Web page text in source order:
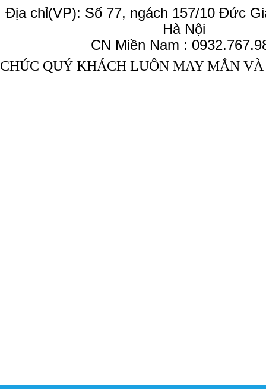
Địa chỉ(VP): Số 77, ngách 157/10 Đức
Hà Nội
CN Miền Nam :
CHÚC QUÝ KHÁCH LUÔN MAY MẮN